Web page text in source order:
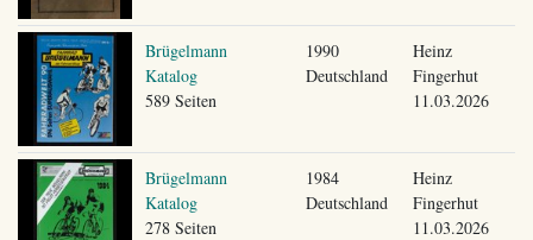
Brügelmann
Katalog
589 Seiten
1990
Deutschland
Heinz
Fingerhut
11.03.2026
Brügelmann
Katalog
278 Seiten
1984
Deutschland
Heinz
Fingerhut
11.03.2026